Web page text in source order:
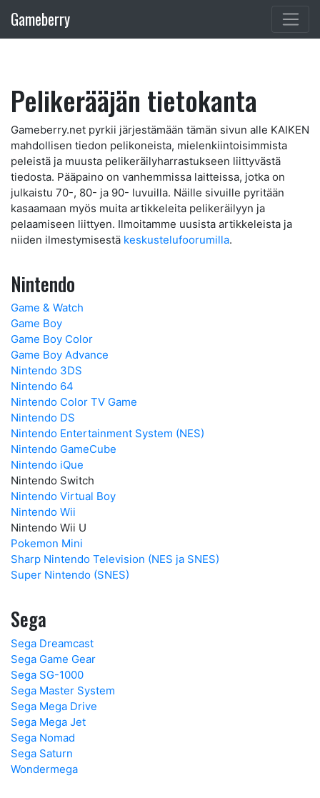
Gameberry
Pelikerääjän tietokanta
Gameberry.net pyrkii järjestämään tämän sivun alle KAIKEN
mahdollisen tiedon pelikoneista, mielenkiintoisimmista
peleistä ja muusta pelikeräilyharrastukseen liittyvästä
tiedosta. Pääpaino on vanhemmissa laitteissa, jotka on
julkaistu 70-, 80- ja 90- luvuilla. Näille sivuille pyritään
kasaamaan myös muita artikkeleita pelikeräilyyn ja
pelaamiseen liittyen. Ilmoitamme uusista artikkeleista ja
niiden ilmestymisestä keskustelufoorumilla.
Nintendo
Game & Watch
Game Boy
Game Boy Color
Game Boy Advance
Nintendo 3DS
Nintendo 64
Nintendo Color TV Game
Nintendo DS
Nintendo Entertainment System (NES)
Nintendo GameCube
Nintendo iQue
Nintendo Switch
Nintendo Virtual Boy
Nintendo Wii
Nintendo Wii U
Pokemon Mini
Sharp Nintendo Television (NES ja SNES)
Super Nintendo (SNES)
Sega
Sega Dreamcast
Sega Game Gear
Sega SG-1000
Sega Master System
Sega Mega Drive
Sega Mega Jet
Sega Nomad
Sega Saturn
Wondermega